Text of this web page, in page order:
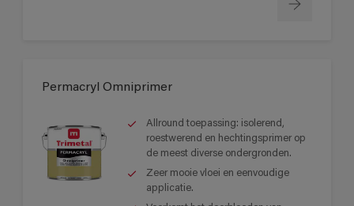
Permacryl Omniprimer
Allround toepassing: isolerend,
roestwerend en hechtingsprimer op
de meest diverse ondergronden.
Zeer mooie vloei en eenvoudige
applicatie.